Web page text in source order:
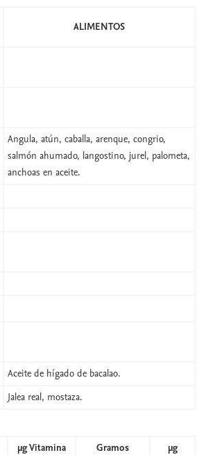
ALIMENTOS
Angula, atún, caballa, arenque, congrio,
salmón ahumado, langostino, jurel, palometa,
anchoas en aceite.
Aceite de hígado de bacalao.
Jalea real, mostaza.
µg Vitamina
Gramos
µg